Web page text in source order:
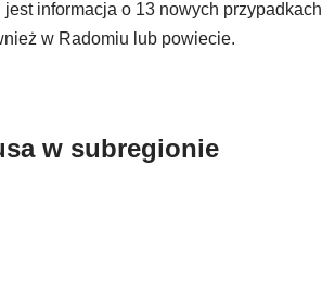
informacja o 13 nowych przypadkach
w Radomiu lub powiecie.
w subregionie